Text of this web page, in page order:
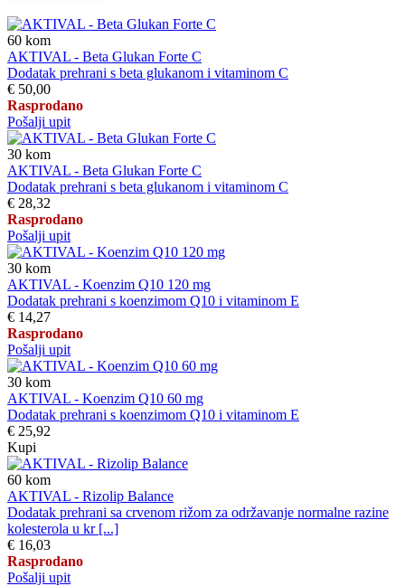
60 kom
AKTIVAL - Beta Glukan Forte C
Dodatak prehrani s beta glukanom i vitaminom C
€ 50,00
Rasprodano
Pošalji upit
30 kom
AKTIVAL - Beta Glukan Forte C
Dodatak prehrani s beta glukanom i vitaminom C
€ 28,32
Rasprodano
Pošalji upit
30 kom
AKTIVAL - Koenzim Q10 120 mg
Dodatak prehrani s koenzimom Q10 i vitaminom E
€ 14,27
Rasprodano
Pošalji upit
30 kom
AKTIVAL - Koenzim Q10 60 mg
Dodatak prehrani s koenzimom Q10 i vitaminom E
€ 25,92
Kupi
60 kom
AKTIVAL - Rizolip Balance
Dodatak prehrani sa crvenom rižom za održavanje normalne razine
kolesterola u kr [...]
€ 16,03
Rasprodano
Pošalji upit